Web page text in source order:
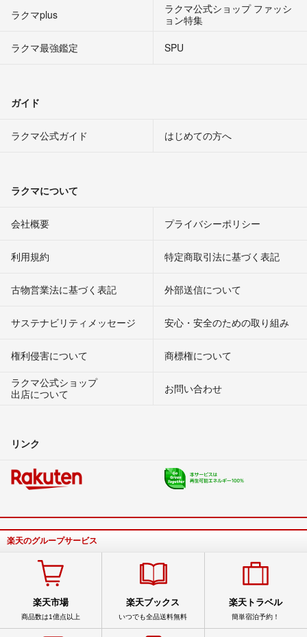
ラクマplus
ラクマ公式ショップ ファッシ
ョン特集
ラクマ最強鑑定
SPU
ガイド
ラクマ公式ガイド はじめての方へ
ラクマについて
会社概要 プライバシーポリシー
利用規約 特定商取引法に基づく表記
古物営業法に基づく表記 外部送信について
サステナビリティメッセージ 安心・安全のための取り組み
権利侵害について
商標権について
ラクマ公式ショップ
出店について
お問い合わせ
リンク
楽天のグループサービス
楽天市場
商品数は1億点以上
楽天ブックス
いつでも全品送料無料
楽天トラベル
簡単宿泊予約！